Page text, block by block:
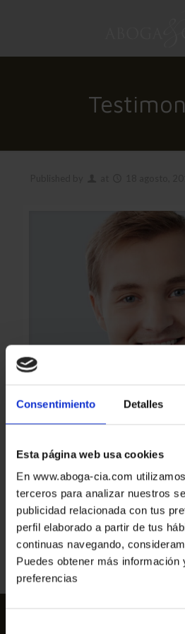
Consentimiento Detalles
Esta página web usa cookies
En www.aboga-cia.com
terceros para analizar nuestros
publicidad relacionada con tus
perfil elaborado a partir de tus
continuas navegando,
Puedes obtener más información
preferencias
Lorem ipsum dolor sit amet enim.
Suspendisse a pellentesque dui, non
elit lectus felis, malesuada ultricies.
molestie a, ultricies porta urna.